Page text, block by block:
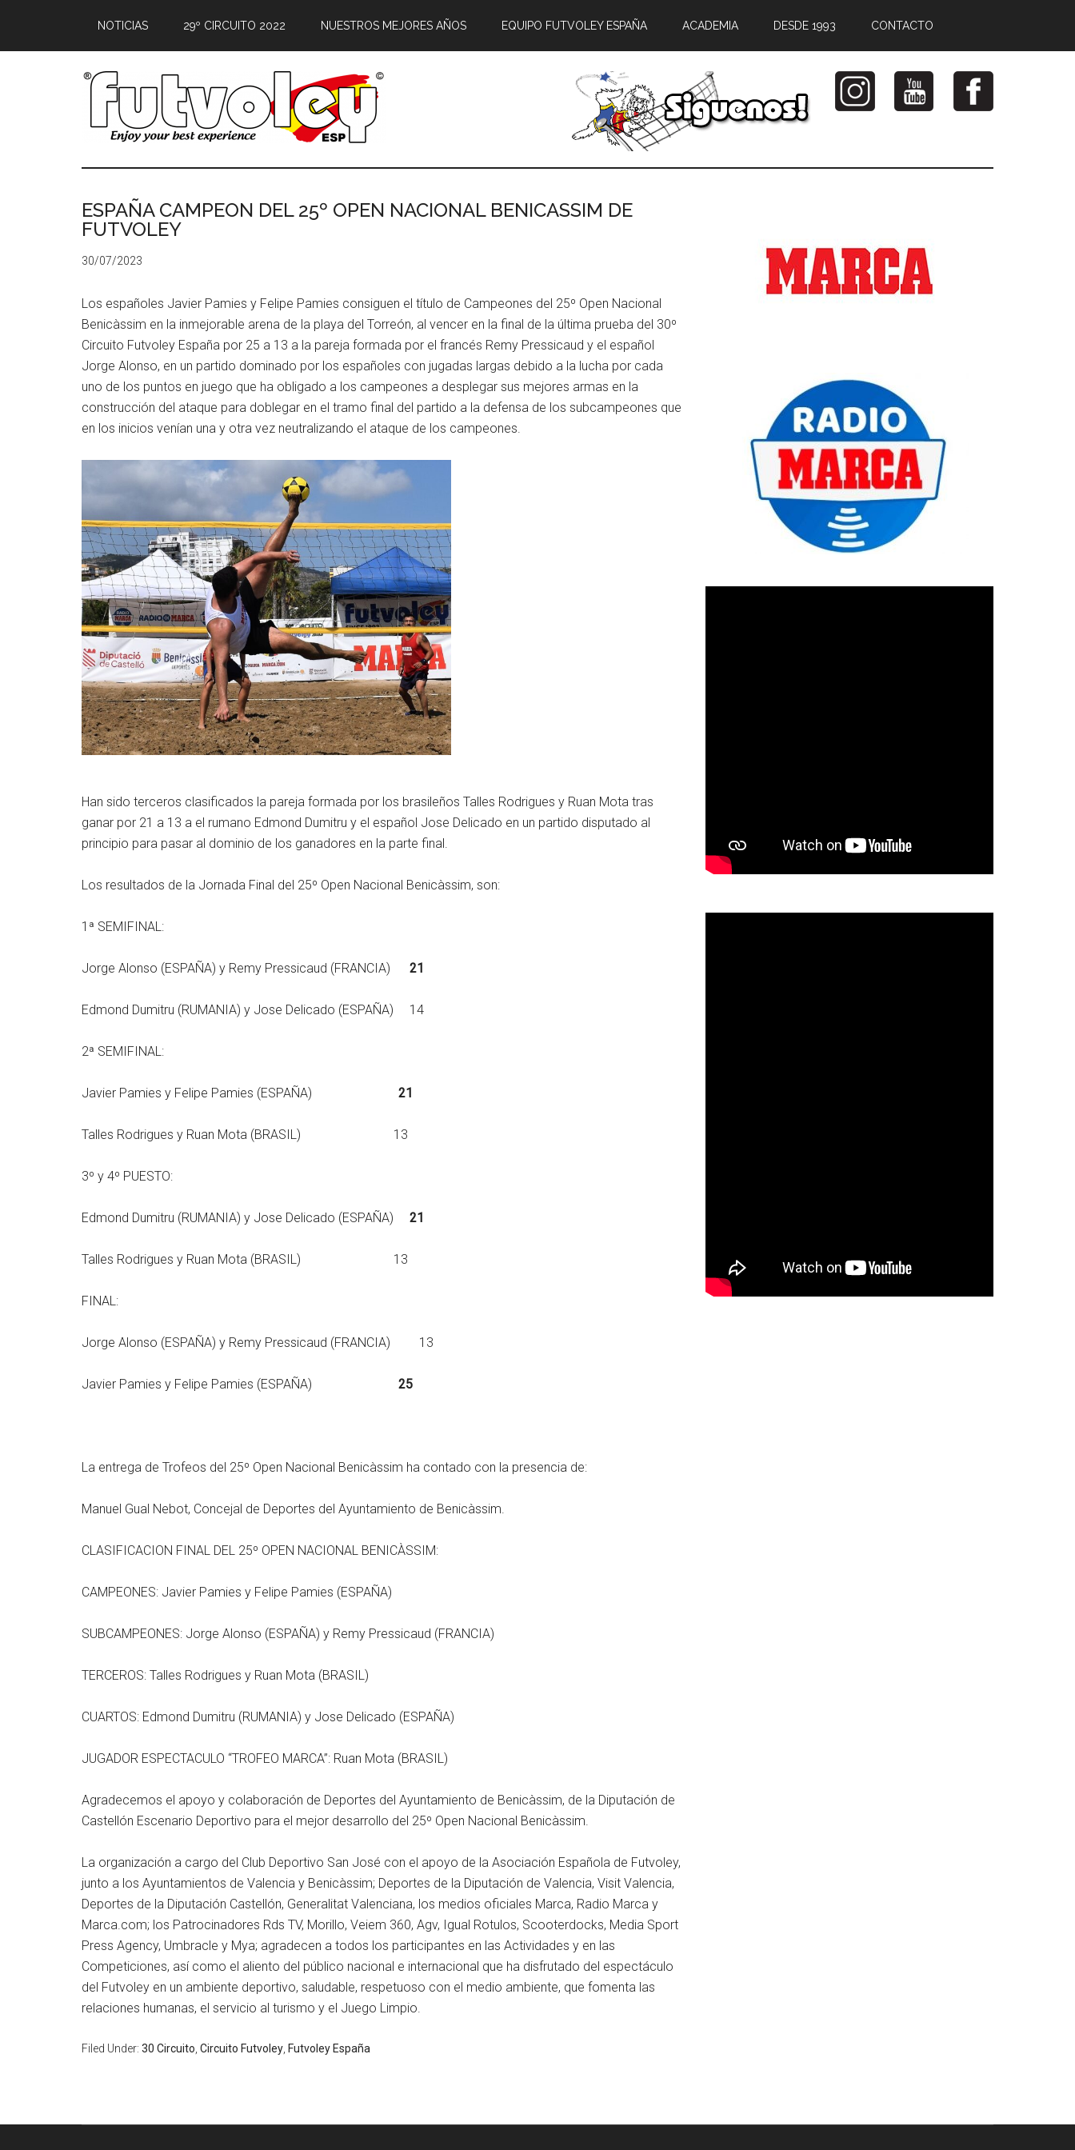
NOTICIAS 29º CIRCUITO 2022 NUESTROS MEJORES AÑOS EQUIPO FUTVOLEY ESPAÑA ACADEMIA DESDE 1993 CONTACTO
ESPAÑA CAMPEON DEL 25º OPEN NACIONAL BENICASSIM DE
FUTVOLEY
30/07/2023
Los españoles Javier Pamies y Felipe Pamies consiguen el título de Campeones del 25º Open Nacional
Benicàssim en la inmejorable arena de la playa del Torreón, al vencer en la final de la última prueba del 30º
Circuito Futvoley España por 25 a 13 a la pareja formada por el francés Remy Pressicaud y el español
Jorge Alonso, en un partido dominado por los españoles con jugadas largas debido a la lucha por cada
uno de los puntos en juego que ha obligado a los campeones a desplegar sus mejores armas en la
construcción del ataque para doblegar en el tramo final del partido a la defensa de los subcampeones que
en los inicios venían una y otra vez neutralizando el ataque de los campeones.
Han sido terceros clasificados la pareja formada por los brasileños Talles Rodrigues y Ruan Mota tras
ganar por 21 a 13 a el rumano Edmond Dumitru y el español Jose Delicado en un partido disputado al
principio para pasar al dominio de los ganadores en la parte final.
Los resultados de la Jornada Final del 25º Open Nacional Benicàssim, son:
1ª SEMIFINAL:
Jorge Alonso (ESPAÑA) y Remy Pressicaud (FRANCIA) 21
Edmond Dumitru (RUMANIA) y Jose Delicado (ESPAÑA) 14
2ª SEMIFINAL:
Javier Pamies y Felipe Pamies (ESPAÑA) 21
Talles Rodrigues y Ruan Mota (BRASIL) 13
3º y 4º PUESTO:
Edmond Dumitru (RUMANIA) y Jose Delicado (ESPAÑA) 21
Talles Rodrigues y Ruan Mota (BRASIL) 13
FINAL:
Jorge Alonso (ESPAÑA) y Remy Pressicaud (FRANCIA) 13
Javier Pamies y Felipe Pamies (ESPAÑA) 25
La entrega de Trofeos del 25º Open Nacional Benicàssim ha contado con la presencia de:
Manuel Gual Nebot, Concejal de Deportes del Ayuntamiento de Benicàssim.
CLASIFICACION FINAL DEL 25º OPEN NACIONAL BENICÀSSIM:
CAMPEONES: Javier Pamies y Felipe Pamies (ESPAÑA)
SUBCAMPEONES: Jorge Alonso (ESPAÑA) y Remy Pressicaud (FRANCIA)
TERCEROS: Talles Rodrigues y Ruan Mota (BRASIL)
CUARTOS: Edmond Dumitru (RUMANIA) y Jose Delicado (ESPAÑA)
JUGADOR ESPECTACULO “TROFEO MARCA”: Ruan Mota (BRASIL)
Agradecemos el apoyo y colaboración de Deportes del Ayuntamiento de Benicàssim, de la Diputación de
Castellón Escenario Deportivo para el mejor desarrollo del 25º Open Nacional Benicàssim.
La organización a cargo del Club Deportivo San José con el apoyo de la Asociación Española de Futvoley,
junto a los Ayuntamientos de Valencia y Benicàssim; Deportes de la Diputación de Valencia, Visit Valencia,
Deportes de la Diputación Castellón, Generalitat Valenciana, los medios oficiales Marca, Radio Marca y
Marca.com; los Patrocinadores Rds TV, Morillo, Veiem 360, Agv, Igual Rotulos, Scooterdocks, Media Sport
Press Agency, Umbracle y Mya; agradecen a todos los participantes en las Actividades y en las
Competiciones, así como el aliento del público nacional e internacional que ha disfrutado del espectáculo
del Futvoley en un ambiente deportivo, saludable, respetuoso con el medio ambiente, que fomenta las
relaciones humanas, el servicio al turismo y el Juego Limpio.
Filed Under: 30 Circuito Circuito Futvoley Futvoley España